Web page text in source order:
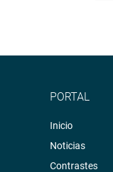
PORTAL
Inicio
Noticias
Contrastes